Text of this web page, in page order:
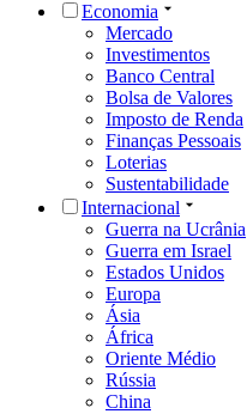
Economia
Mercado
Investimentos
Banco Central
Bolsa de Valores
Imposto de Renda
Finanças Pessoais
Loterias
Sustentabilidade
Internacional
Guerra na Ucrânia
Guerra em Israel
Estados Unidos
Europa
Ásia
África
Oriente Médio
Rússia
China